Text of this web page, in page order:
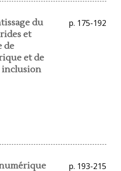
du
et
de
et de
inclusion
p. 175-192
p. 193-215